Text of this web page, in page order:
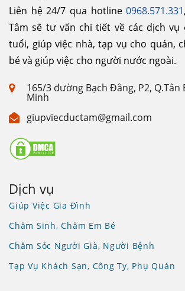
Liên hệ 24/7 qua hotline0968.571.331
Tâm sẽ tư vấn chi tiết về các dịch vụ
tuổi, giúp việc nhà, tạp vụ cho quán,
bé và giúp việc cho người nước ngoài.
165/3 đường Bạch Đằng, P2, Q.Tân
Minh
giupviecductam@gmail.com
Dịch vụ
Giúp Việc Gia Đình
Chăm Sinh, Chăm Em Bé
Chăm Sóc Người Già, Người Bệnh
Tạp Vụ Khách Sạn, Công Ty, Phụ Quán